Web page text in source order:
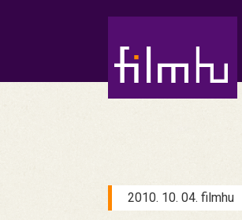
2010. 10. 04. filmhu